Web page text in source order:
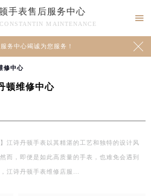
手表售后服务中心
MAINTENANCE

务中心竭诚为您服务！ 
修中心
顿维修中心
】江诗丹顿手表以其精湛的工艺和独特的设计风
而，即便是如此高质量的手表，也难免会遇到
江诗丹顿手表维修店服…